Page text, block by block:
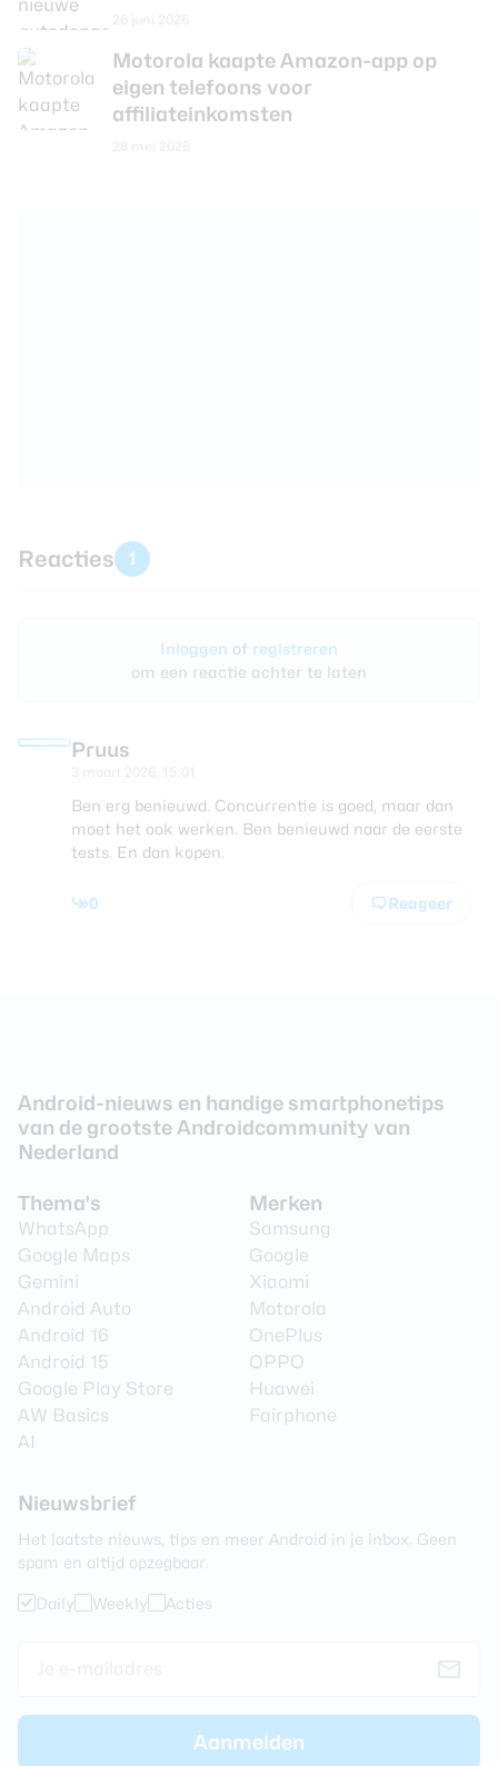
Motorola kaapte Amazon-app op
eigen telefoons voor
affiliateinkomsten
Reacties 1
Inloggen of registreren
om een reactie achter te laten
Pruus
Ben erg benieuwd. Concurrentie is goed, maar dan
moet het ook werken. Ben benieuwd naar de eerste
tests. En dan kopen.
0 Reageer
Android-nieuws en handige smartphonetips
van de grootste Androidcommunity van
Nederland
Thema's
WhatsApp
Google Maps
Gemini
Android Auto
Android 16
Android 15
Google Play Store
AW Basics
AI
Merken
Samsung
Google
Xiaomi
Motorola
OnePlus
OPPO
Huawei
Fairphone
Nieuwsbrief
Het laatste nieuws, tips en meer Android in je inbox. Geen
spam en altijd opzegbaar.
Daily Weekly Acties